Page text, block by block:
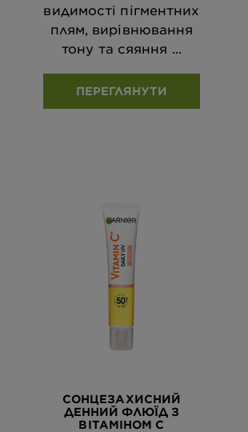
видимості пігментних
плям, вирівнювання
тону та сяяння ...
ПЕРЕГЛЯНУТИ
СОНЦЕЗАХИСНИЙ
ДЕННИЙ ФЛЮЇД З
ВІТАМІНОМ С